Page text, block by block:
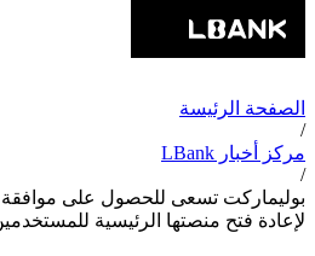
الصفحة الرئيسة
/
مركز أخبار LBank
/
بوليماركت تسعى للحصول على موافقة
لإعادة فتح منصتها الرئيسية